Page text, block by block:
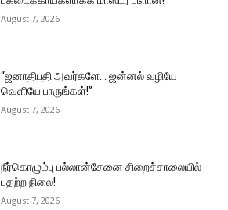
August 7, 2026
“ஜனாதிபதி அவர்களே… ஜன்னல் வழியே
வெளியே பாருங்கள்!”
August 7, 2026
நீர்கொழும்பு பல்லான்சேனை சிறைச்சாலையில்
பதற்ற நிலை!
August 7, 2026